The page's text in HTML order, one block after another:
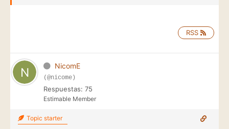
RSS
NicomE
(@nicome)
Respuestas: 75
Estimable Member
Topic starter